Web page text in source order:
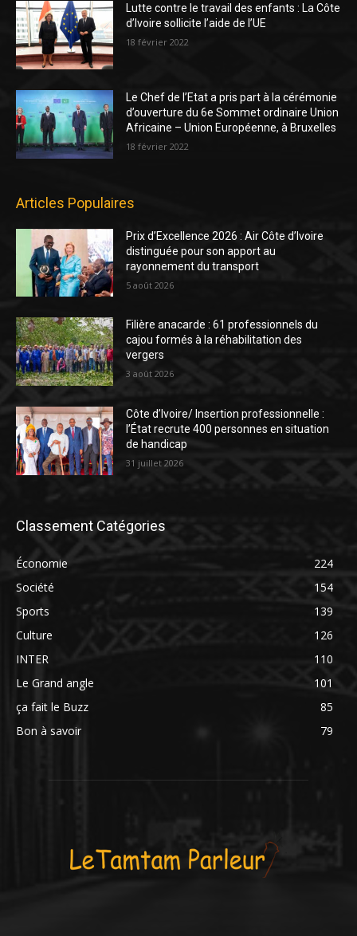
Lutte contre le travail des enfants : La Côte
d’Ivoire sollicite l’aide de l’UE
18 février 2022
Le Chef de l’Etat a pris part à la cérémonie
d’ouverture du 6e Sommet ordinaire Union
Africaine – Union Européenne, à Bruxelles
18 février 2022
Articles Populaires
Prix d’Excellence 2026 : Air Côte d’Ivoire
distinguée pour son apport au
rayonnement du transport
5 août 2026
Filière anacarde : 61 professionnels du
cajou formés à la réhabilitation des
vergers
3 août 2026
Côte d’Ivoire/ Insertion professionnelle :
l’État recrute 400 personnes en situation
de handicap
31 juillet 2026
Classement Catégories
Économie
224
Société
154
Sports
139
Culture
126
INTER
110
Le Grand angle
101
ça fait le Buzz
85
Bon à savoir
79